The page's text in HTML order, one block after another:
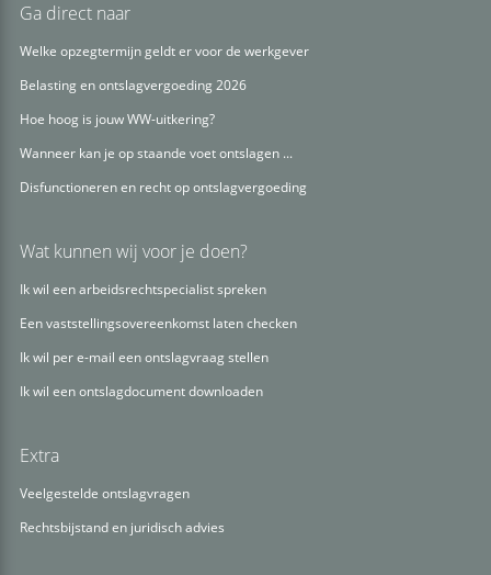
Ga direct naar
Welke opzegtermijn geldt er voor de werkgever
Belasting en ontslagvergoeding 2026
Hoe hoog is jouw WW-uitkering?
Wanneer kan je op staande voet ontslagen ...
Disfunctioneren en recht op ontslagvergoeding
Wat kunnen wij voor je doen?
Ik wil een arbeidsrechtspecialist spreken
Een vaststellingsovereenkomst laten checken
Ik wil per e-mail een ontslagvraag stellen
Ik wil een ontslagdocument downloaden
Extra
Veelgestelde ontslagvragen
Rechtsbijstand en juridisch advies